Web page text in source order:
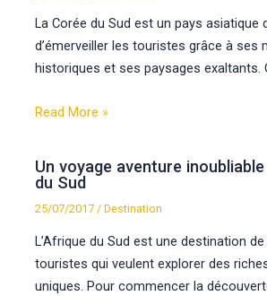
La Corée du Sud est un pays asiatique
d’émerveiller les touristes grâce à ses
historiques et ses paysages exaltants.
Read More »
Un voyage aventure
du Sud
25/07/2017 /Destination
L’Afrique du Sud est une destination
touristes qui veulent explorer des
uniques. Pour commencer la